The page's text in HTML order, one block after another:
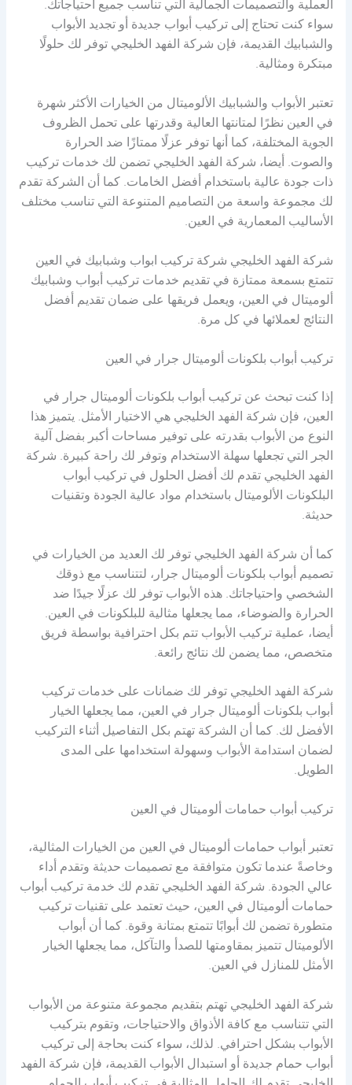
العملية والتصميمات الجمالية التي تناسب جميع احتياجاتك.
سواء كنت تحتاج إلى تركيب أبواب جديدة أو تجديد الأبواب
والشبابيك القديمة، فإن شركة الفهد الخليجي توفر لك حلولًا
مبتكرة ومثالية.
تعتبر الأبواب والشبابيك الألوميتال من الخيارات الأكثر شهرة
في العين نظرًا لمتانتها العالية وقدرتها على تحمل الظروف
الجوية المختلفة، كما أنها توفر عزلًا ممتازًا ضد الحرارة
والصوت. أيضا، شركة الفهد الخليجي تضمن لك خدمات تركيب
ذات جودة عالية باستخدام أفضل الخامات. كما أن الشركة تقدم
لك مجموعة واسعة من التصاميم المتنوعة التي تناسب مختلف
الأساليب المعمارية في العين.
شركة الفهد الخليجي شركة تركيب ابواب وشبابيك في العين
تتمتع بسمعة ممتازة في تقديم خدمات تركيب أبواب وشبابيك
ألوميتال في العين، ويعمل فريقها على ضمان تقديم أفضل
النتائج لعملائها في كل مرة.
تركيب أبواب بلكونات ألوميتال جرار في العين
إذا كنت تبحث عن تركيب أبواب بلكونات ألوميتال جرار في
العين، فإن شركة الفهد الخليجي هي الاختيار الأمثل. يتميز هذا
النوع من الأبواب بقدرته على توفير مساحات أكبر بفضل آلية
الجر التي تجعلها سهلة الاستخدام وتوفر لك راحة كبيرة. شركة
الفهد الخليجي تقدم لك أفضل الحلول في تركيب أبواب
البلكونات الألوميتال باستخدام مواد عالية الجودة وتقنيات
حديثة.
كما أن شركة الفهد الخليجي توفر لك العديد من الخيارات في
تصميم أبواب بلكونات ألوميتال جرار، لتتناسب مع ذوقك
الشخصي واحتياجاتك. هذه الأبواب توفر لك عزلًا جيدًا ضد
الحرارة والضوضاء، مما يجعلها مثالية للبلكونات في العين.
أيضا، عملية تركيب الأبواب تتم بكل احترافية بواسطة فريق
متخصص، مما يضمن لك نتائج رائعة.
شركة الفهد الخليجي توفر لك ضمانات على خدمات تركيب
أبواب بلكونات ألوميتال جرار في العين، مما يجعلها الخيار
الأفضل لك. كما أن الشركة تهتم بكل التفاصيل أثناء التركيب
لضمان استدامة الأبواب وسهولة استخدامها على المدى
الطويل.
تركيب أبواب حمامات ألوميتال في العين
تعتبر أبواب حمامات ألوميتال في العين من الخيارات المثالية،
وخاصةً عندما تكون متوافقة مع تصميمات حديثة وتقدم أداء
عالي الجودة. شركة الفهد الخليجي تقدم لك خدمة تركيب أبواب
حمامات ألوميتال في العين، حيث تعتمد على تقنيات تركيب
متطورة تضمن لك أبوابًا تتمتع بمتانة وقوة. كما أن أبواب
الألوميتال تتميز بمقاومتها للصدأ والتآكل، مما يجعلها الخيار
الأمثل للمنازل في العين.
شركة الفهد الخليجي تهتم بتقديم مجموعة متنوعة من الأبواب
التي تتناسب مع كافة الأذواق والاحتياجات، وتقوم بتركيب
الأبواب بشكل احترافي. لذلك، سواء كنت بحاجة إلى تركيب
أبواب حمام جديدة أو استبدال الأبواب القديمة، فإن شركة الفهد